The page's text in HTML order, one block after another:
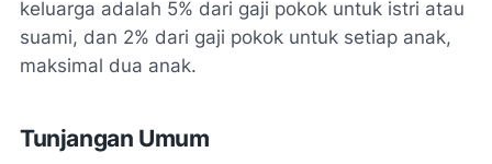
keluarga adalah 5% dari gaji pokok untuk istri atau
suami, dan 2% dari gaji pokok untuk setiap anak,
maksimal dua anak.
Tunjangan Umum